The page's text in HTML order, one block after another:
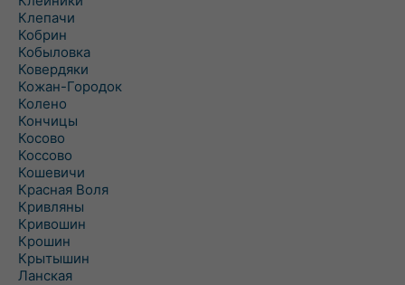
Клепачи
Кобрин
Кобыловка
Ковердяки
Кожан-Городок
Колено
Кончицы
Косово
Коссово
Кошевичи
Красная Воля
Кривляны
Кривошин
Крошин
Крытышин
Ланская